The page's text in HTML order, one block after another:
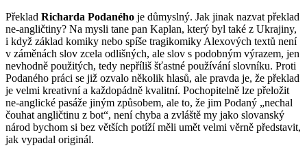
Překlad Richarda Podaného je důmyslný. Jak jinak nazvat překlad
ne-angličtiny? Na mysli tane pan Kaplan, který byl také z Ukrajiny,
i když základ komiky nebo spíše tragikomiky Alexových textů není
v záměnách slov zcela odlišných, ale slov s podobným výrazem, jen
nevhodně použitých, tedy nepříliš šťastné používání slovníku. Proti
Podaného práci se již ozvalo několik hlasů, ale pravda je, že překlad
je velmi kreativní a každopádně kvalitní. Pochopitelně lze přeložit
ne-anglické pasáže jiným způsobem, ale to, že jim Podaný „nechal
čouhat angličtinu z bot“, není chyba a zvláště my jako slovanský
národ bychom si bez větších potíží měli umět velmi věrně představit,
jak vypadal originál.